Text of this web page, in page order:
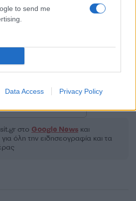
to send me
Data Access Privacy Policy
2000 /2000
σχολίου
από reCAPTCHA, ισχύουν
Χρήσης
Κόσμος
στο Google News και
όλη την ειδησεογραφία και τα